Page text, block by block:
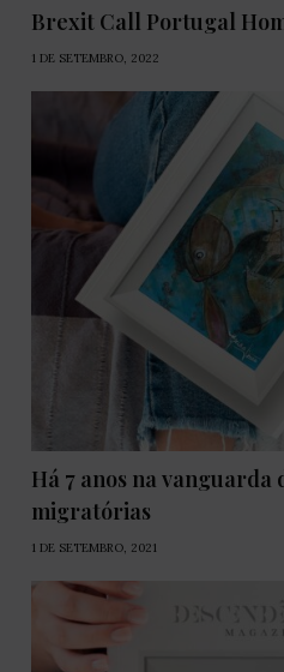
Brexit Call Portugal
1 DE SETEMBRO, 2022
Há 7 anos na vanguarda
migratórias
1 DE SETEMBRO, 2021